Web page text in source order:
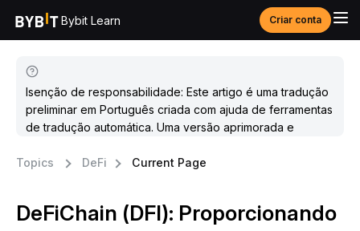
Bybit Learn Criar conta
Isenção de responsabilidade: Este artigo é uma tradução
preliminar em Português criada com ajuda de ferramentas
de tradução automática. Uma versão aprimorada e
Topics
DeFi Current Page
DeFiChain (DFI): Proporcionando